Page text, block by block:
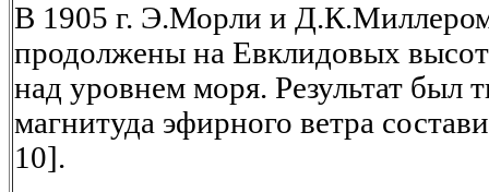
В 1905 г. Э.Морли и
продолжены на Евклидовых
над уровнем моря. Результат был
магнитуда эфирного ветра
10].